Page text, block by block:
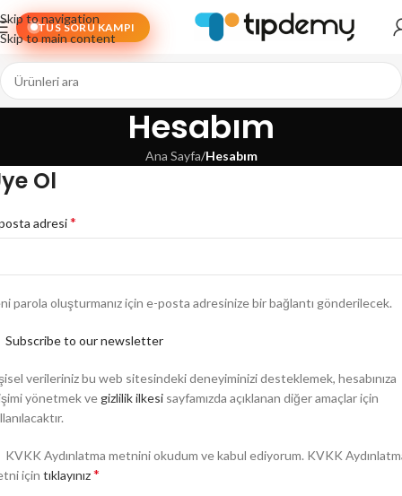
Skip to navigation
Skip to main content
TUS SORU KAMPI
Hesabım
Ana Sayfa/Hesabım
Ol
adresi*
parola oluşturmanız için e-posta adresinize bir bağlantı gönderilecek.
Subscribe to our newsletter
verileriniz bu web sitesindeki deneyiminizi desteklemek, hesabınıza
yönetmek ve gizlilik ilkesi sayfamızda açıklanan diğer amaçlar için
KVKK Aydınlatma metnini okudum ve kabul ediyorum. KVKK
için tıklayınız*